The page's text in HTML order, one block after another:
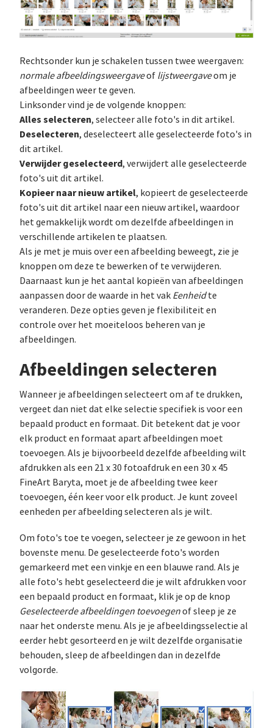
Rechtsonder kun je schakelen tussen twee weergaven:
normale afbeeldingsweergaveof lijstweergaveom je
afbeeldingen weer te geven.
Linksonder vind je de volgende knoppen:
Alles selecteren, selecteer alle foto's in dit artikel.
Deselecteren, deselecteert alle geselecteerde foto's in
dit artikel.
Verwijder geselecteerd, verwijdert alle geselecteerde
foto's uit dit artikel.
Kopieer naar nieuw artikel, kopieert de geselecteerde
foto's uit dit artikel naar een nieuw artikel, waardoor
het gemakkelijk wordt om dezelfde afbeeldingen in
verschillende artikelen te plaatsen.
Als je met je muis over een afbeelding beweegt, zie je
knoppen om deze te bewerken of te verwijderen.
Daarnaast kun je het aantal kopieën van afbeeldingen
aanpassen door de waarde in het vak Eenheidte
veranderen. Deze opties geven je flexibiliteit en
controle over het moeiteloos beheren van je
afbeeldingen.
Afbeeldingen selecteren
Wanneer je afbeeldingen selecteert om af te drukken,
vergeet dan niet dat elke selectie specifiek is voor een
bepaald product en formaat. Dit betekent dat je voor
elk product en formaat apart afbeeldingen moet
toevoegen. Als je bijvoorbeeld dezelfde afbeelding wilt
afdrukken als een 21 x 30 fotoafdruk en een 30 x 45
FineArt Baryta, moet je de afbeelding twee keer
toevoegen, één keer voor elk product. Je kunt zoveel
eenheden per afbeelding selecteren als je wilt.
Om foto's toe te voegen, selecteer je ze gewoon in het
bovenste menu. De geselecteerde foto's worden
gemarkeerd met een vinkje en een blauwe rand. Als je
alle foto's hebt geselecteerd die je wilt afdrukken voor
een bepaald product en formaat, klik je op de knop
Geselecteerde afbeeldingen toevoegenof sleep je ze
naar het onderste menu. Als je je afbeeldingsselectie al
eerder hebt gesorteerd en je wilt dezelfde organisatie
behouden, sleep de afbeeldingen dan in dezelfde
volgorde.